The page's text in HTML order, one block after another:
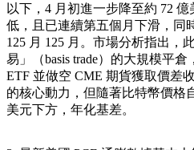
以下，4 月初進一步降至約 72
低，且已連續第五個月下滑，同
125 月 125 月。市場分析指出，
易」（basis trade）的大規模平
ETF 並做空 CME 期貨獲取價差
的核心動力，但隨著比特幣價格
美元下方，年化基差。